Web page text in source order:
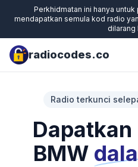
Perkhidmatan ini hanya
mendapatkan semula kod radio
dilarang
radiocodes.co
Radio terkunci
BMW